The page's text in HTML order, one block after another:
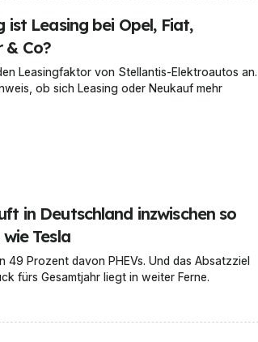
ist Leasing bei Opel, Fiat,
& Co?
Leasingfaktor von Stellantis-Elektroautos an.
ob sich Leasing oder Neukauf mehr
in Deutschland inzwischen so
Tesla
49 Prozent davon PHEVs. Und das Absatzziel
fürs Gesamtjahr liegt in weiter Ferne.